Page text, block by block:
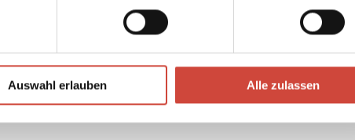
Auswahl erlauben Alle zulassen